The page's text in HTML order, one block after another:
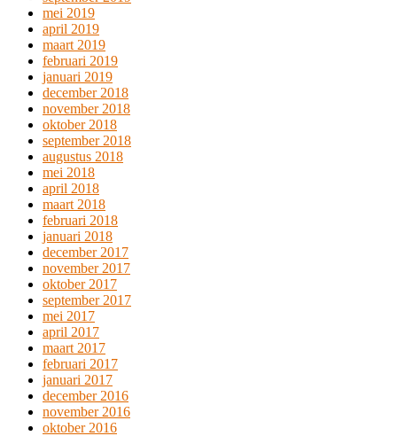
mei 2019
april 2019
maart 2019
februari 2019
januari 2019
december 2018
november 2018
oktober 2018
september 2018
augustus 2018
mei 2018
april 2018
maart 2018
februari 2018
januari 2018
december 2017
november 2017
oktober 2017
september 2017
mei 2017
april 2017
maart 2017
februari 2017
januari 2017
december 2016
november 2016
oktober 2016